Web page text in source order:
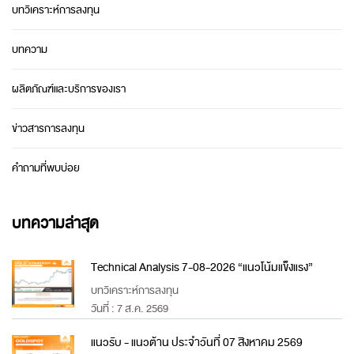
บทวิเคราะห์การลงทุน
บทความ
ผลิตภัณฑ์และบริการของเรา
ข่าวสารการลงทุน
คำถามที่พบบ่อย
บทความล่าสุด
Technical Analysis 7-08-2026 “แนวโน้มแข็งแรง”
บทวิเคราะห์การลงทุน
วันที่ : 7 ส.ค. 2569
แนวรับ - แนวต้าน ประจำวันที่ 07 สิงหาคม 2569